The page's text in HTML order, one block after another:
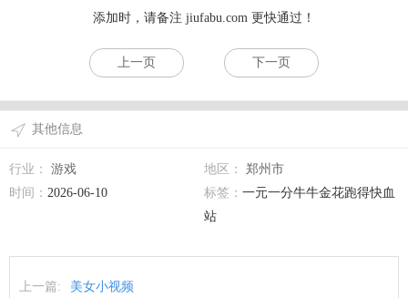
添加时，请备注 jiufabu.com 更快通过！
上一页 下一页
其他信息
行业： 游戏 地区：
郑州市
时间： 2026-06-10 标签： 一元一分牛牛金花跑得快血
站
上一篇: 美女小视频